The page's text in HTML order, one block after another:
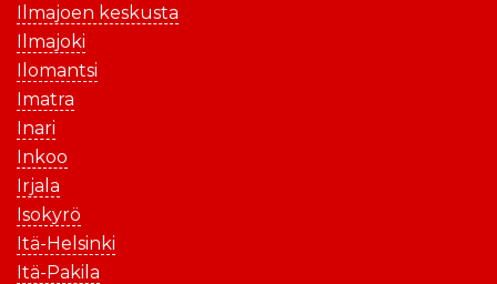
Ilmajoen keskusta
Ilmajoki
Ilomantsi
Imatra
Inari
Inkoo
Irjala
Isokyrö
Itä-Helsinki
Itä-Pakila